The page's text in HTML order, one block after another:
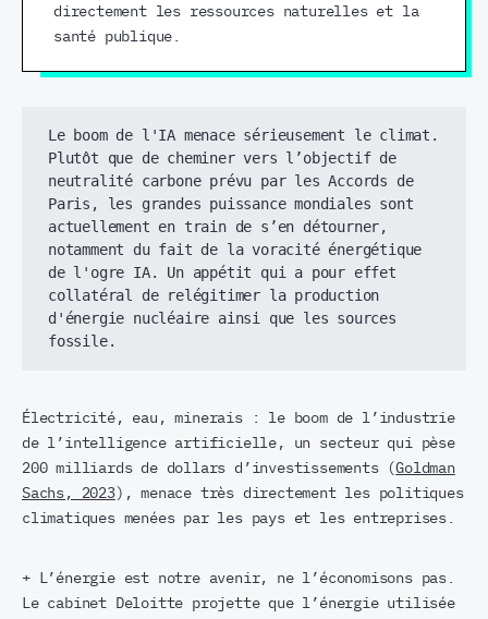
directement les ressources naturelles et la
santé publique.
Le boom de l'IA menace sérieusement le climat.
Plutôt que de cheminer vers l’objectif de
neutralité carbone prévu par les Accords de
Paris, les grandes puissance mondiales sont
actuellement en train de s’en détourner,
notamment du fait de la voracité énergétique
de l'ogre IA. Un appétit qui a pour effet
collatéral de relégitimer la production
d'énergie nucléaire ainsi que les sources
fossile.
Électricité, eau, minerais : le boom de l’industrie
de l’intelligence artificielle, un secteur qui pèse
200 milliards de dollars d’investissements (Goldman
Sachs, 2023), menace très directement les politiques
climatiques menées par les pays et les entreprises.
+ L’énergie est notre avenir, ne l’économisons pas.
Le cabinet Deloitte projette que l’énergie utilisée